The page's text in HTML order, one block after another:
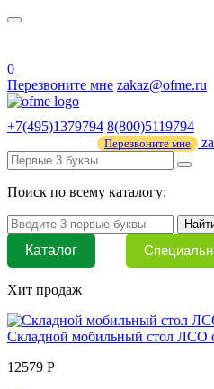
0
Перезвоните мне zakaz@ofme.ru
+7(495)1379794 8(800)5119794
Перезвоните мне
Поиск по всему каталогу:
Каталог
Хит продаж
Складной мобильный стол ЛСО
12579 Р